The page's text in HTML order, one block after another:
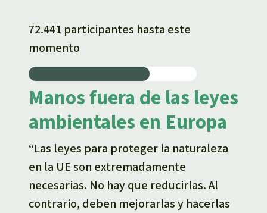
72.441 participantes hasta este
momento
Manos fuera de las leyes
ambientales en Europa
“Las leyes para proteger la naturaleza
en la UE son extremadamente
necesarias. No hay que reducirlas. Al
contrario, deben mejorarlas y hacerlas